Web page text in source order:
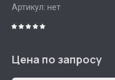
Артикул: нет
Цена по запросу